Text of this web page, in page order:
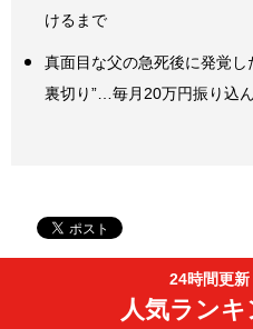
けるまで
真面目な父の急死後に発覚し
裏切り”…毎月20万円振り込
24時間更新
人気ラン